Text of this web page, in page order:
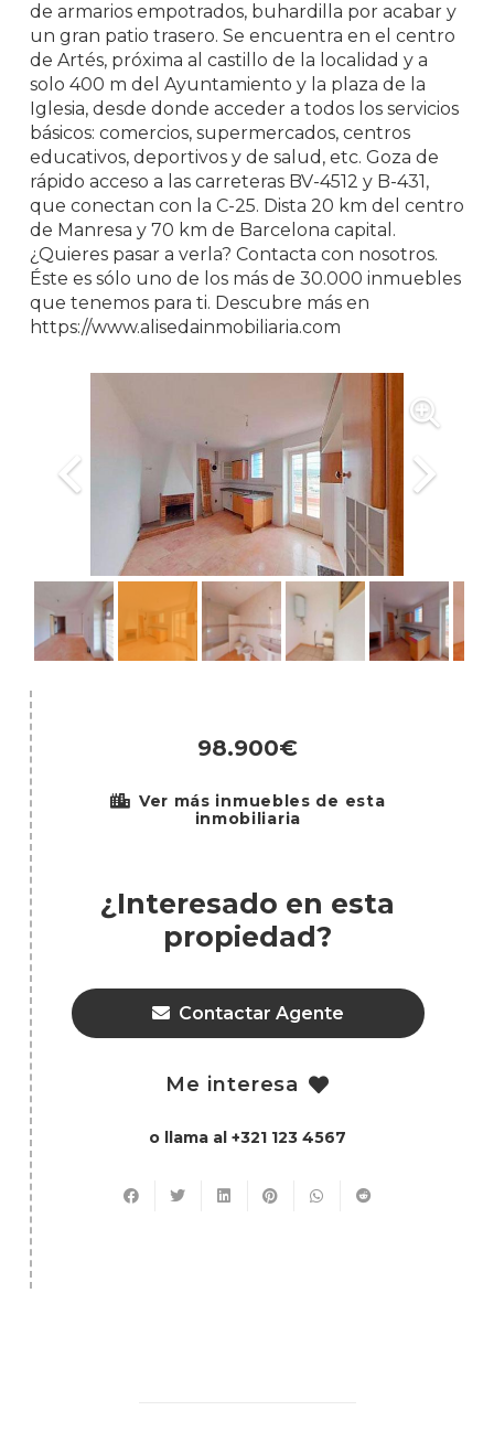
de armarios empotrados, buhardilla por acabar y
un gran patio trasero. Se encuentra en el centro
de Artés, próxima al castillo de la localidad y a
solo 400 m del Ayuntamiento y la plaza de la
Iglesia, desde donde acceder a todos los servicios
básicos: comercios, supermercados, centros
educativos, deportivos y de salud, etc. Goza de
rápido acceso a las carreteras BV-4512 y B-431,
que conectan con la C-25. Dista 20 km del centro
de Manresa y 70 km de Barcelona capital.
¿Quieres pasar a verla? Contacta con nosotros.
Éste es sólo uno de los más de 30.000 inmuebles
que tenemos para ti. Descubre más en
https://www.alisedainmobiliaria.com
98.900€
Ver más inmuebles de esta
inmobiliaria
¿Interesado en esta
propiedad?
Contactar Agente
Me interesa
o llama al +321 123 4567